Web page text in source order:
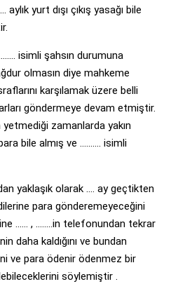
aylık yurt dışı çıkış yasağı bile
isimli şahsın durumuna
olmasın diye mahkeme
karşılamak üzere belli
göndermeye devam etmiştir.
yetmediği zamanlarda yakın
bile almış ve ………. isimli
yaklaşık olarak …. ay geçtikten
para gönderemeyeceğini
…… , ……..in telefonundan tekrar
daha kaldığını ve bundan
ve para ödenir ödenmez bir
söylemiştir .